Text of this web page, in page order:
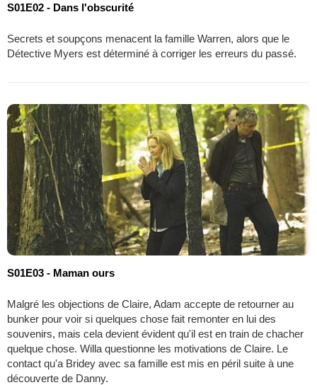
S01E02 - Dans l'obscurité
Secrets et soupçons menacent la famille Warren, alors que le
Détective Myers est déterminé à corriger les erreurs du passé.
S01E03 - Maman ours
Malgré les objections de Claire, Adam accepte de retourner au
bunker pour voir si quelques chose fait remonter en lui des
souvenirs, mais cela devient évident qu'il est en train de chacher
quelque chose. Willa questionne les motivations de Claire. Le
contact qu'a Bridey avec sa famille est mis en péril suite à une
découverte de Danny.